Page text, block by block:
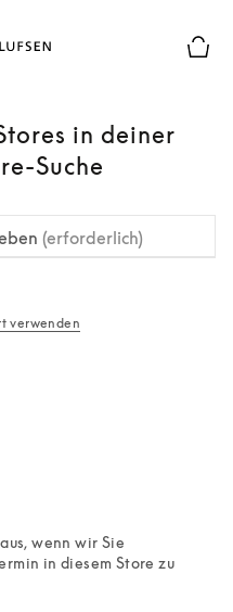
in deiner
Suche
(erforderlich)
verwenden
wenn wir Sie
in diesem Store zu